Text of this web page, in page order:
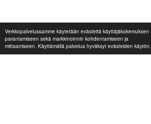
Verkkopalvelussamme käytetään evästeitä käyttäjäkokemuksen
parantamiseen sekä markkinoinnin kohdentamiseen ja
mittaamiseen. Käyttämällä palvelua hyväksyt evästeiden käytön.